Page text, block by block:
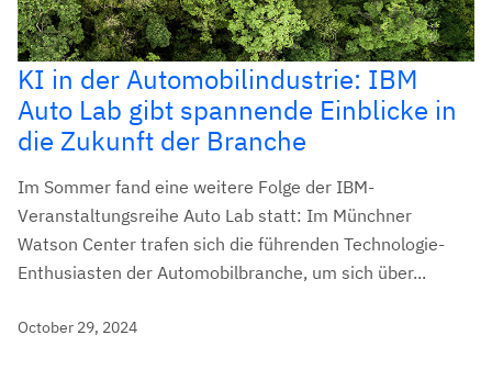
KI in der Automobilindustrie: IBM
Auto Lab gibt spannende Einblicke in
die Zukunft der Branche
Im Sommer fand eine weitere Folge der IBM-
Veranstaltungsreihe Auto Lab statt: Im Münchner
Watson Center trafen sich die führenden Technologie-
Enthusiasten der Automobilbranche, um sich über...
October 29, 2024